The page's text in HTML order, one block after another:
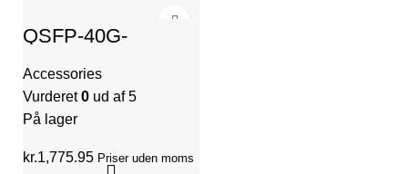
QSFP-40G-
1310LR-2SMF-LC
Accessories
Vurderet0 ud af 5
På lager
kr.1,775.95 Priser uden moms